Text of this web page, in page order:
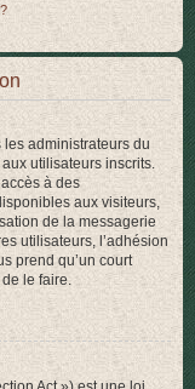
les administrateurs du
utilisateurs inscrits.
à des
aux visiteurs,
de la messagerie
utilisateurs, l’adhésion
prend qu’un court
le faire.